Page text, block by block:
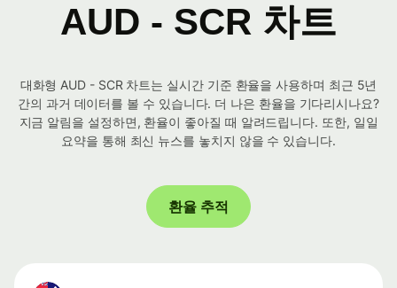
AUD - SCR 차트
대화형 AUD - SCR 차트는 실시간 기준 환율을 사용하며 최근 5년
간의 과거 데이터를 볼 수 있습니다. 더 나은 환율을 기다리시나요?
지금 알림을 설정하면, 환율이 좋아질 때 알려드립니다. 또한, 일일
요약을 통해 최신 뉴스를 놓치지 않을 수 있습니다.
환율 추적